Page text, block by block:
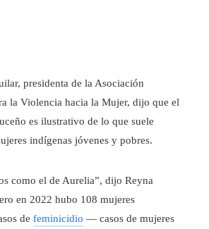
presidenta de la Asociación
la Violencia hacia la Mujer, dijo que el
es ilustrativo de lo que suele
indígenas jóvenes y pobres.
como el de Aurelia”, dijo Reyna
en 2022 hubo 108 mujeres
de feminicidio — casos de mujeres